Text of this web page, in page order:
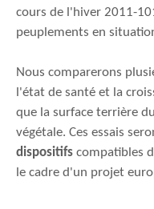
cours de l'hiver 2011-
peuplements en
Nous comparerons
l'état de santé et la
que la surface terrière
végétale. Ces essais
dispositifs compatibles
le cadre d'un projet